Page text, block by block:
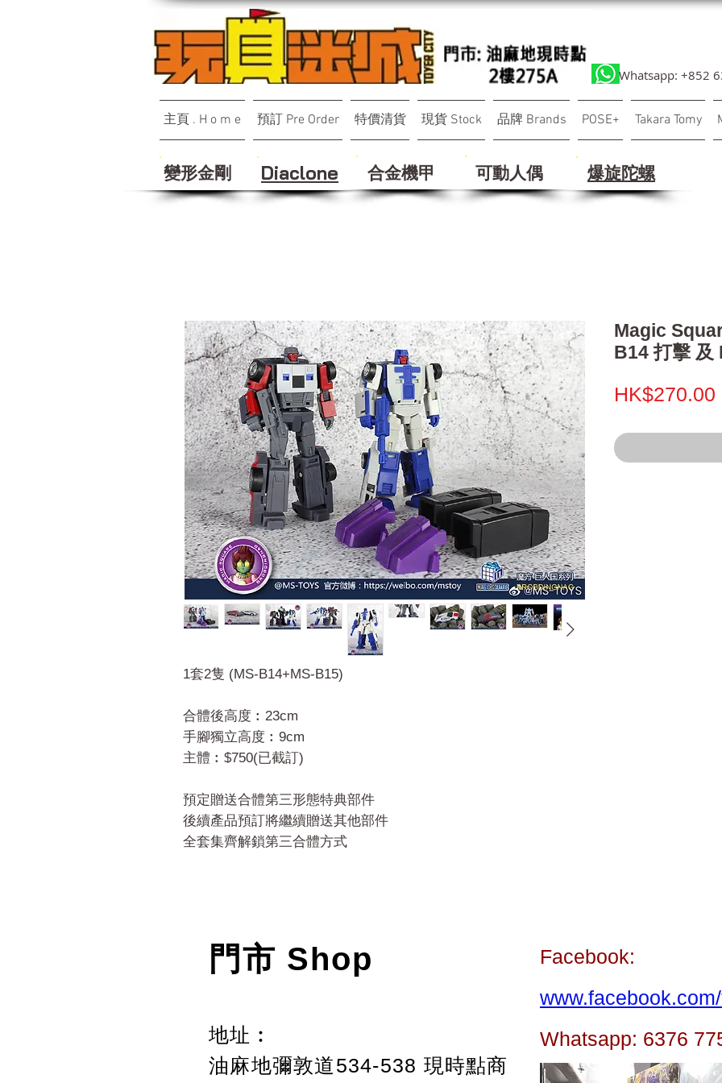
Whatsapp: +852
主頁 . H o m e 預訂 Pre Order 特價清貨 現貨 Stock 品牌 Brands POSE+ Takara Tomy
變形金剛 Diaclone 合金機甲 可動人偶 ​爆旋陀螺
1套2隻 (MS-B14+MS-B15)
合體後高度︰23cm
手腳獨立高度︰9cm
主體︰$750(已截訂)
預定贈送合體第三形態特典部件
後續產品預訂將繼續贈送其他部件
全套集齊解鎖第三合體方式
Magic
B14 打擊 及
HK$270.00
門市 Shop
地址︰
油麻地彌敦道534-538 現時點商
Facebook:
Whatsapp: 6376